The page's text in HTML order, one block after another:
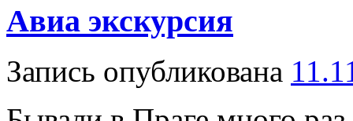
Авиа экскурсия
Запись опубликована